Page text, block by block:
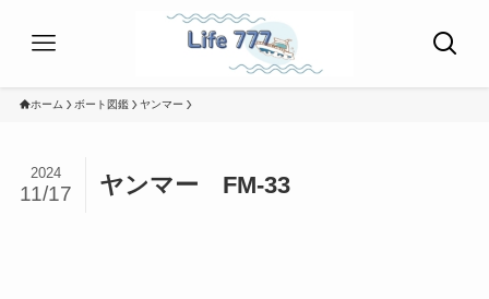
ホーム ボート図鑑 ヤンマー
ヤンマー FM-33
2024
11/17